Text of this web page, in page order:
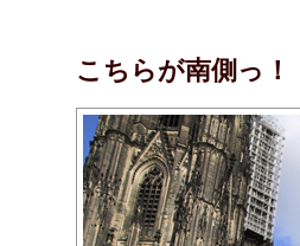
こちらが南側っ